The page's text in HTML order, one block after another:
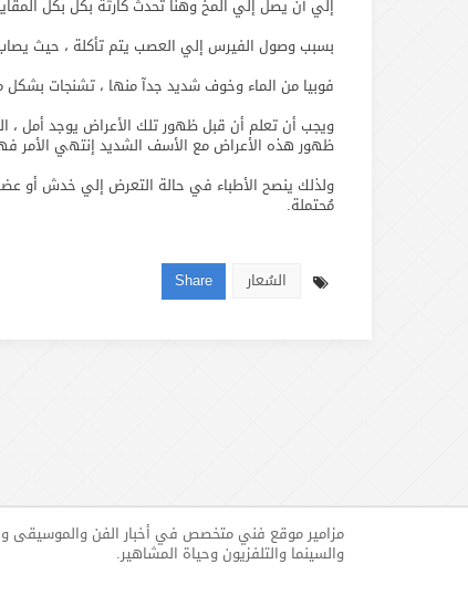
إلي أن يصل إلي المخ وهنا تحدث كارثة بكل بكل
بسبب وصول الفيرس إلي العصب يتم تأكلة ، حيث يصاب
فوبيا من الماء وخوف شديد جدآ منها ، تشنجات
ويجب أن تعلم أن قبل ظهور تلك الأعراض يوجد أمل ،
ظهور هذه الأعراض مع الأسف الشديد إنتهي الأمر فهي
ولذلك ينصح الأطباء في حالة التعرض إلي خدش أو عضة
مُحتملة.
السُعار Share
مزامير موقع فني متخصص في أخبار الفن والموسيقى
والسينما والتلفزيون وحياة المشاهير.